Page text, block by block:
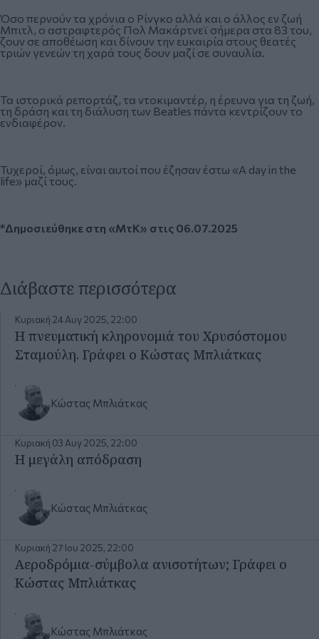
Όσο περνούν τα χρόνια ο Ρίνγκο αλλά και ο άλλος εν ζωή
Μπιτλ, ο αστραφτερός Πολ Μακάρτνεϊ σήμερα στα 83 του,
ζουν σε αποθέωση και δίνουν την ευκαιρία στους θεατές
τριών γενεών τη χαρά τους δουν μαζί σε συναυλία.
Τα ιστορικά ρεπορτάζ, τα ντοκιμαντέρ, η έρευνα για τη ζωή,
τη δράση και τη διάλυση των Beatles πάντα κεντρίζουν το
ενδιαφέρον.
Τυχεροί, όμως, είναι αυτοί που έζησαν έστω «Α day in the
life» μαζί τους.
*Δημοσιεύθηκε στη «ΜτΚ» στις 06.07.2025
Διάβαστε περισσότερα
Κυριακή 24 Αυγ 2025, 22:00
Η πνευματική κληρονομιά του Χρυσόστομου
Σταμούλη. Γράφει ο Κώστας Μπλιάτκας
Κώστας Μπλιάτκας
Κυριακή 03 Αυγ 2025, 22:00
Η μεγάλη απόδραση
Κώστας Μπλιάτκας
Κυριακή 27 Ιου 2025, 22:00
Αεροδρόμια-σύμβολα ανισοτήτων; Γράφει ο
Κώστας Μπλιάτκας
Κώστας Μπλιάτκας